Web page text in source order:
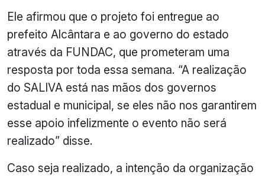
Ele afirmou que o projeto foi entregue ao
prefeito Alcântara e ao governo do estado
através da FUNDAC, que prometeram uma
resposta por toda essa semana. “A realização
do SALIVA está nas mãos dos governos
estadual e municipal, se eles não nos garantirem
esse apoio infelizmente o evento não será
realizado” disse.
Caso seja realizado, a intenção da organização